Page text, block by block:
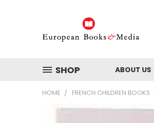
SHOP ABOUT US
HOME FRENCH CHILDREN BOOKS